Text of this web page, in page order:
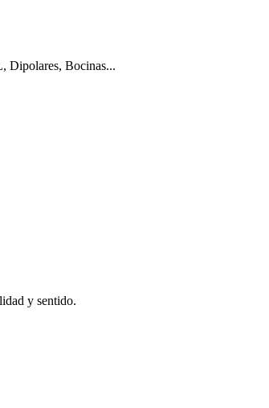
Dipolares, Bocinas...
y sentido.